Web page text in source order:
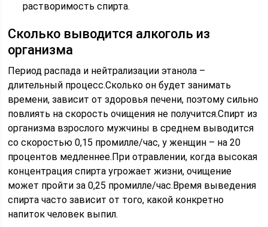
растворимость спирта.
Сколько выводится алкоголь из
организма
Период распада и нейтрализации этанола –
длительный процесс.Сколько он будет занимать
времени, зависит от здоровья печени, поэтому сильно
повлиять на скорость очищения не получится.Спирт из
организма взрослого мужчины в среднем выводится
со скоростью 0,15 промилле/час, у женщин – на 20
процентов медленнее.При отравлении, когда высокая
концентрация спирта угрожает жизни, очищение
может пройти за 0,25 промилле/час.Время выведения
спирта часто зависит от того, какой конкретно
напиток человек выпил.